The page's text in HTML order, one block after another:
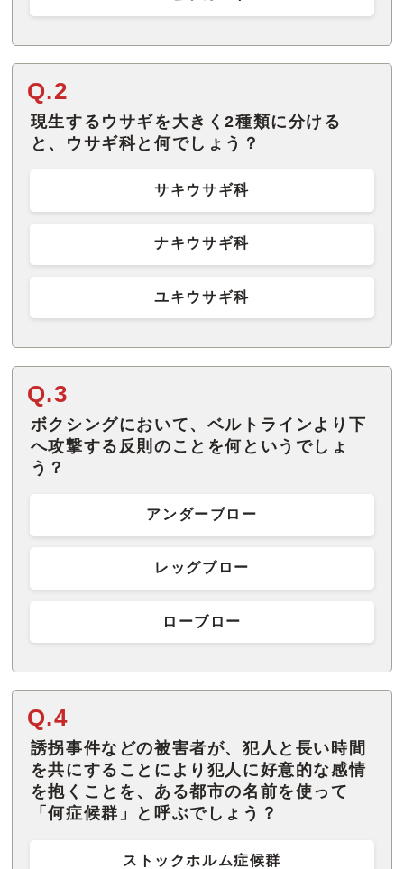
Q.2
現生するウサギを大きく2種類に分ける
と、ウサギ科と何でしょう？
サキウサギ科
ナキウサギ科
ユキウサギ科
Q.3
ボクシングにおいて、ベルトラインより下
へ攻撃する反則のことを何というでしょ
う？
アンダーブロー
レッグブロー
ローブロー
Q.4
誘拐事件などの被害者が、犯人と長い時間
を共にすることにより犯人に好意的な感情
を抱くことを、ある都市の名前を使って
「何症候群」と呼ぶでしょう？
ストックホルム症候群